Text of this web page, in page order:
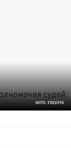
ФОТО: FREEPIK